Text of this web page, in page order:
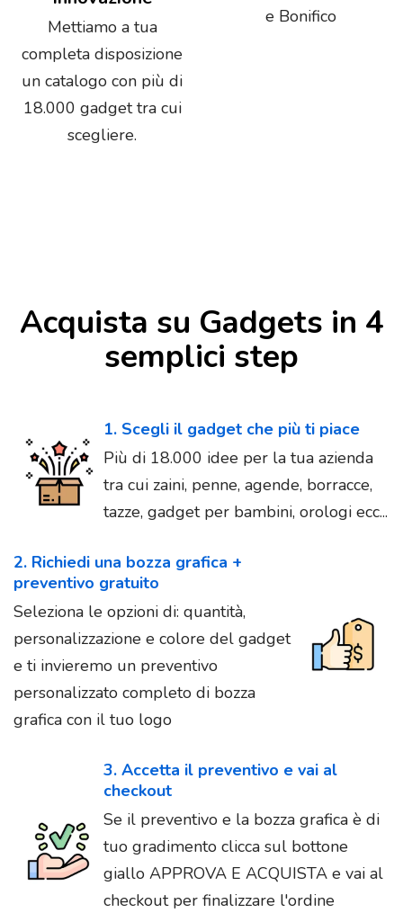
Mettiamo a tua
completa disposizione
un catalogo con più di
18.000 gadget tra cui
scegliere.
e Bonifico
Acquista su Gadgets in 4
semplici step
1. Scegli il gadget che più ti piace
Più di 18.000 idee per la tua azienda
tra cui zaini, penne, agende, borracce,
tazze, gadget per bambini, orologi ecc...
2. Richiedi una bozza grafica +
preventivo gratuito
Seleziona le opzioni di: quantità,
personalizzazione e colore del gadget
e ti invieremo un preventivo
personalizzato completo di bozza
grafica con il tuo logo
3. Accetta il preventivo e vai al
checkout
Se il preventivo e la bozza grafica è di
tuo gradimento clicca sul bottone
giallo APPROVA E ACQUISTA e vai al
checkout per finalizzare l'ordine